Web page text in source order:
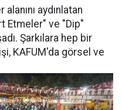
aydınlatan
Etmeler" ve "Dip"
Şarkılara hep bir
KAFUM'da görsel ve